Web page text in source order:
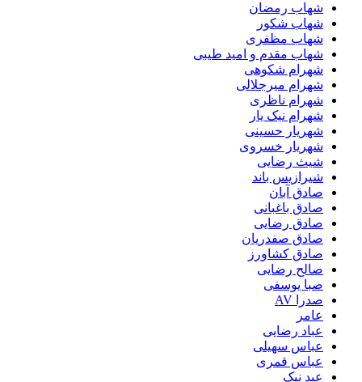
شهاب رمضان
شهاب شکور
شهاب مظفری
شهاب مقدم و امید طیبی
شهرام شکوهی
شهرام میرجلالی
شهرام ناظری
شهرام نیک یار
شهریار حسینی
شهریار خسروی
شیث رضایی
شیرازیس باند
صادق آبان
صادق باغبانی
صادق رضایی
صادق صفدریان
صادق کشاورز
صالح رضایی
صبا یوسفی
صدرا AV
عامر
عباد رضایی
عباس سهیلی
عباس قمری
عبد نیک